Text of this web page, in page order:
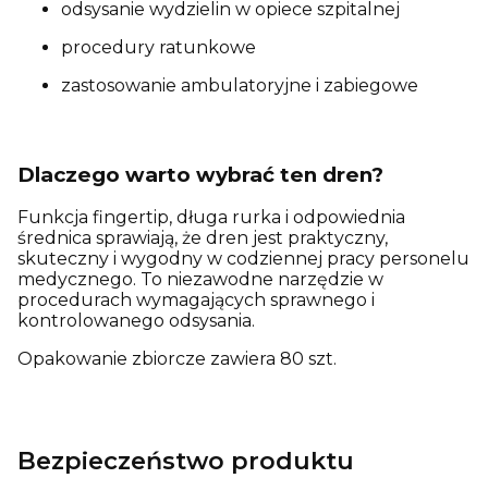
odsysanie wydzielin w opiece szpitalnej
procedury ratunkowe
zastosowanie ambulatoryjne i zabiegowe
Dlaczego warto wybrać ten dren?
Funkcja fingertip, długa rurka i odpowiednia
średnica sprawiają, że dren jest praktyczny,
skuteczny i wygodny w codziennej pracy personelu
medycznego. To niezawodne narzędzie w
procedurach wymagających sprawnego i
kontrolowanego odsysania.
Opakowanie zbiorcze zawiera 80 szt.
Bezpieczeństwo produktu